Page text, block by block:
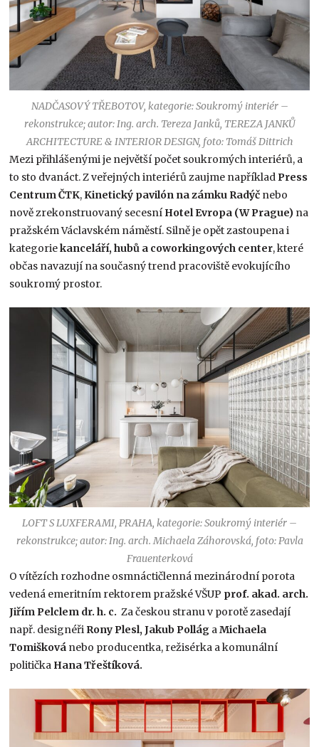
NADČASOVÝ TŘEBOTOV, kategorie: Soukromý interiér –
rekonstrukce; autor: Ing. arch. Tereza Janků, TEREZA JANKŮ
ARCHITECTURE & INTERIOR DESIGN, foto: Tomáš Dittrich
Mezi přihlášenými je největší počet soukromých interiérů, a
to sto dvanáct. Z veřejných interiérů zaujme například Press
Centrum ČTK, Kinetický pavilón na zámku Radýč nebo
nově zrekonstruovaný secesní Hotel Evropa (W Prague) na
pražském Václavském náměstí. Silně je opět zastoupena i
kategoriekanceláří, hubů a coworkingových center, které
občas navazují na současný trend pracoviště evokujícího
soukromý prostor.
LOFT S LUXFERAMI, PRAHA, kategorie: Soukromý interiér –
rekonstrukce; autor: Ing. arch. Michaela Záhorovská, foto: Pavla
Frauenterková
O vítězích rozhodne osmnáctičlenná mezinárodní porota
vedená emeritním rektorem pražské VŠUP prof. akad. arch.
Jiřím Pelclem dr. h. c.Za českou stranu v porotě zasedají
např. designéři Rony Plesl, Jakub Pollág aMichaela
Tomišková nebo producentka, režisérka a komunální
politička Hana Třeštíková.